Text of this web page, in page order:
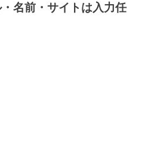
名前・サイトは入力任